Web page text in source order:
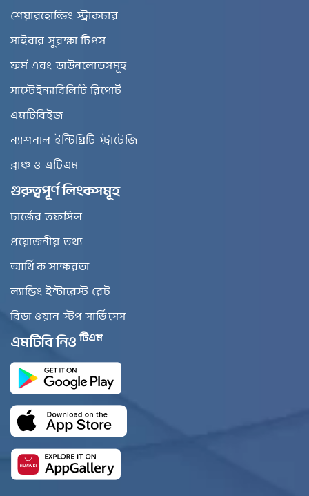
শেয়ারহোল্ডিং স্ট্রাকচার
সাইবার সুরক্ষা টিপস
ফর্ম এবং ডাউনলোডসমূহ
সাস্টেইন্যাবিলিটি রিপোর্ট
এমটিবিইজ
ন্যাশনাল ইন্টিগ্রিটি স্ট্রাটেজি
ব্রাঞ্চ ও এটিএম
গুরুত্বপূর্ণ লিংকসমূহ
চার্জের তফসিল
প্রয়োজনীয় তথ্য
আর্থিক সাক্ষরতা
ল্যান্ডিং ইন্টারেস্ট রেট
বিডা ওয়ান স্টপ সার্ভিসেস
এমটিবি নিও টিএম